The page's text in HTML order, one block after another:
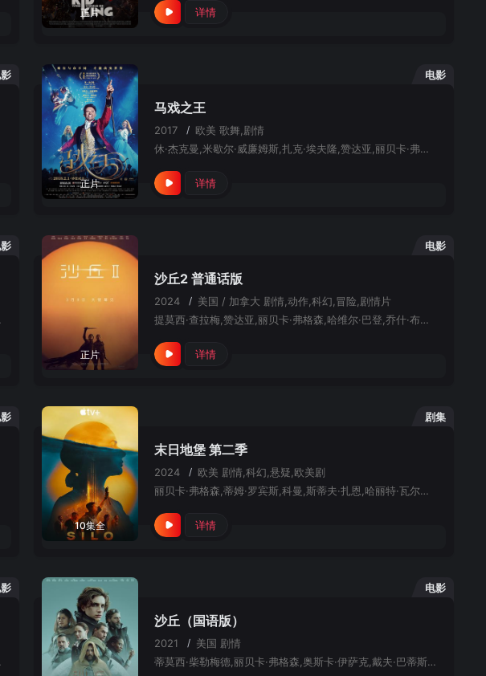
正片 详情
电影
正片
马戏之王
2017 / 欧美 歌舞,剧情
休·杰克曼,米歇尔·威廉姆斯,扎克·埃夫隆,赞达亚,丽贝卡·弗格森,奥丝汀·约翰森,卡梅伦·丝蕾,基拉·塞特尔,萨姆·汉弗莱,叶海亚·阿卜杜勒-迈丁,埃里克·安德森,伊利斯·鲁宾,斯凯勒·杜恩,丹尼尔·埃维里奇,拉杜·斯平格尔,小森优作,丹尼尔·松,保罗·斯帕克斯,威尔·斯文森
详情
电影
正片
沙丘2 普通话版
2024 / 美国 / 加拿大 剧情,动作,科幻,冒险,剧情片
提莫西·查拉梅,赞达亚,丽贝卡·弗格森,哈维尔·巴登,乔什·布洛林,奥斯汀·巴特勒,弗洛伦丝·皮尤,戴夫·巴蒂斯塔,克里斯托弗·沃肯,蕾雅·赛杜,斯特兰·斯卡斯加德,夏洛特·兰普林,安雅·泰勒-乔伊,索海拉·雅各布,巴布斯·奥卢桑莫昆,袁之正,艾莉森·霍尔斯特德,朱西·梅里,凯特·泰森,塔拉·布雷思纳克,Akiko,Hitomi
详情
剧集
10集全
末日地堡 第二季
2024 / 欧美 剧情,科幻,悬疑,欧美剧
丽贝卡·弗格森,蒂姆·罗宾斯,科曼,斯蒂夫·扎恩,哈丽特·瓦尔特,才那扎·乌奇,阿维·纳什,亚历山大·莱利,肖恩·麦克雷,雷米·米尔纳,克莱尔·珀金斯,比利·波斯特莱斯韦特,里克·戈麦斯,凯特琳·佐兹,坦娅·穆迪,伊恩·格雷
详情
电影
沙丘（国语版）
2021 / 美国 剧情
蒂莫西·柴勒梅德,丽贝卡·弗格森,奥斯卡·伊萨克,戴夫·巴蒂斯塔,赞达亚,杰森·莫玛,乔什·布洛林,哈维尔·巴登,斯特兰·斯卡斯加德,夏洛特·兰普林,大卫·达斯马齐连,莎伦·邓肯-布鲁斯特,斯蒂芬·亨德森,迈克尔·纳尔多内,张震,巴布斯·奥卢桑莫昆,奥利弗·瑞安,查理·罗尔斯,格洛里亚·奥比安约,保罗·布林,比约恩·弗赖贝格